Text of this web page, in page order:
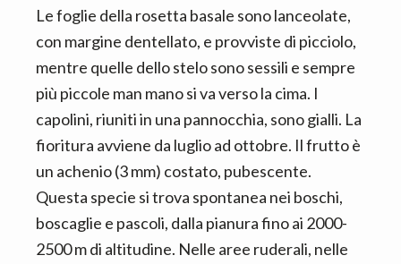
Le foglie della rosetta basale sono lanceolate,
con margine dentellato, e provviste di picciolo,
mentre quelle dello stelo sono sessili e sempre
più piccole man mano si va verso la cima. I
capolini, riuniti in una pannocchia, sono gialli. La
fioritura avviene da luglio ad ottobre. Il frutto è
un achenio (3 mm) costato, pubescente.
Questa specie si trova spontanea nei boschi,
boscaglie e pascoli, dalla pianura fino ai 2000-
2500 m di altitudine. Nelle aree ruderali, nelle